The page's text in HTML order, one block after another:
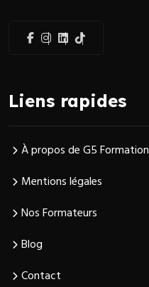
Liens rapides
À propos de G5 Formation
Mentions légales
Nos Formateurs
Blog
Contact